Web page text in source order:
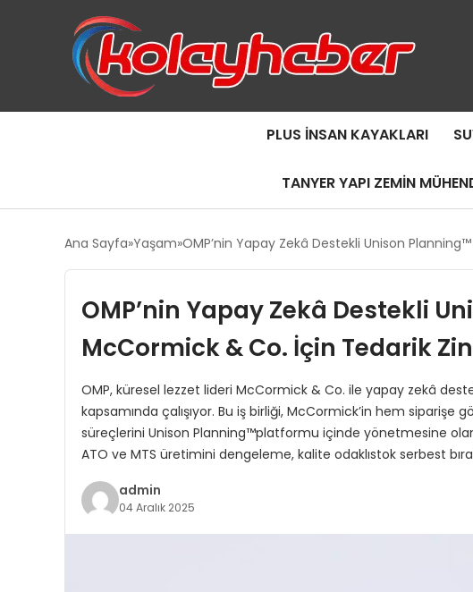
PLUS İNSAN KAYAKLARI
TANYER YAPI ZEMIN
Ana Sayfa Yaşam OMP’nin Yapay Zekâ Destekli Unison
OMP’nin Yapay Zekâ Destekli
McCormick & Co. İçin Tedarik
OMP, küresel lezzet lideri McCormick & Co. ile yapay zekâ
kapsamında çalışıyor. Bu iş birliği, McCormick’in hem
süreçlerini Unison Planning™platformu içinde yönetmesine
ATO ve MTS üretimini dengeleme, kalite odaklıstok serbest
admin
04 Aralık 2025